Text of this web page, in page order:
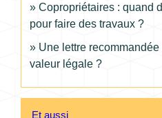
Copropriétaires : quand
pour faire des travaux ?
Une lettre
valeur légale ?
Et aussi